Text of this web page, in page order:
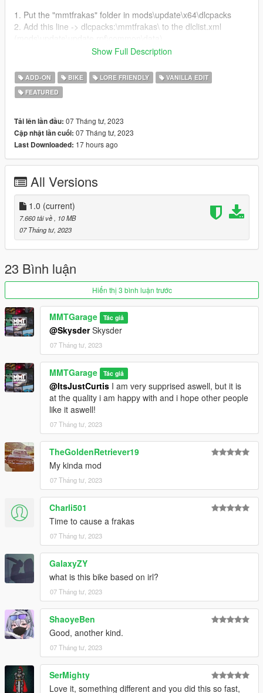
1. Put the "mmtfrakas" folder in mods\update\x64\dlcpacks
2. Add this line -> dlcpacks:\mmtfrakas\ to the dlclist.xml
Features:
Full Detailed Bike and Frame
Tuning Options
Fun but Slow Handling
9 Liverys
Credits:
Some Liverys, Pictures
TGR19 - Liverys
Charli501 - Liverys
Dayashi - Liverys
Show Full Description
ADD-ON BIKE LORE FRIENDLY
VANILLA EDIT
FEATURED
Tải lên lần đầu: 07 Tháng tư, 2023
Cập nhật lần cuối: 07 Tháng tư, 2023
Last Downloaded: 17 hours ago
All Versions
1.0 (current)
7.660 tải về
, 10 MB
07 Tháng tư, 2023
23 Bình luận
Hiển thị 3 bình luận trước
MMTGarage Tác giả
@SkysderSkysder
07 Tháng tư, 2023
MMTGarage Tác giả
@ItsJustCurtis I am very supprised aswell, but it is
at the quality i am happy with and i hope other people
like it aswell!
07 Tháng tư, 2023
TheGoldenRetriever19
My kinda mod
07 Tháng tư, 2023
Charli501
Time to cause a frakas
07 Tháng tư, 2023
GalaxyZY
what is this bike based on irl?
07 Tháng tư, 2023
ShaoyeBen
Good, another kind.
07 Tháng tư, 2023
SerMighty
Love it, something different and you did this so fast,